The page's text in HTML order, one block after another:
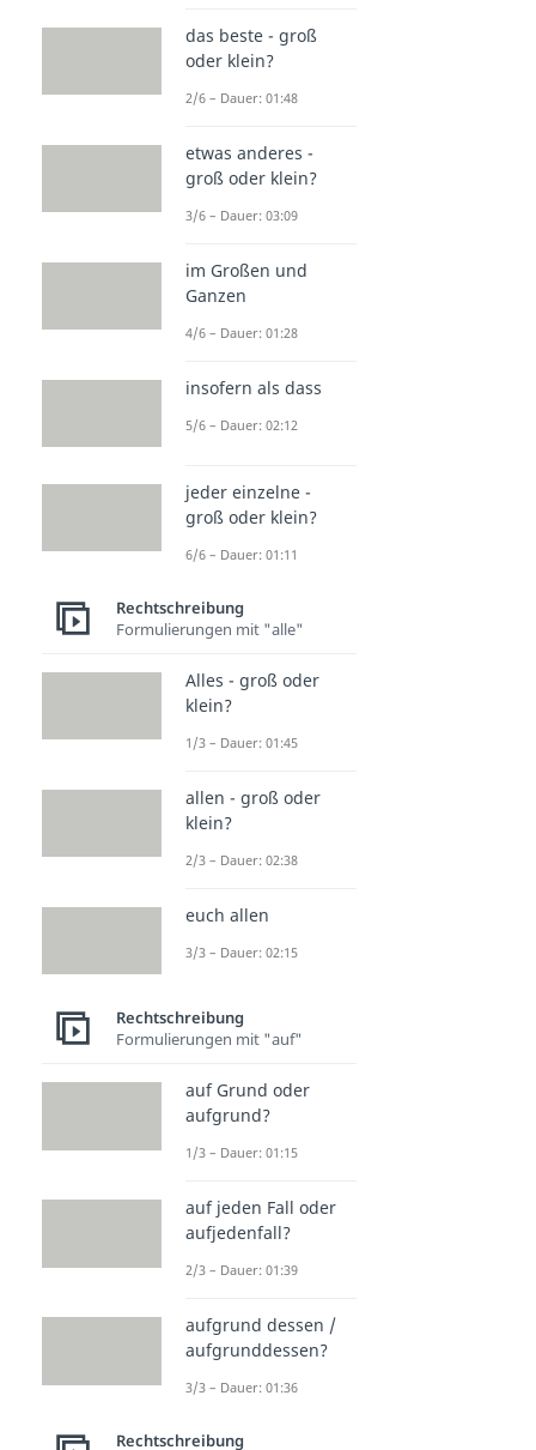
das beste - groß
oder klein?
2/6 – Dauer: 01:48
etwas anderes -
groß oder klein?
3/6 – Dauer: 03:09
im Großen und
Ganzen
4/6 – Dauer: 01:28
insofern als dass
5/6 – Dauer: 02:12
jeder einzelne -
groß oder klein?
6/6 – Dauer: 01:11
Rechtschreibung
Formulierungen mit "alle"
Alles - groß oder
klein?
1/3 – Dauer: 01:45
allen - groß oder
klein?
2/3 – Dauer: 02:38
euch allen
3/3 – Dauer: 02:15
Rechtschreibung
Formulierungen mit "auf"
auf Grund oder
aufgrund?
1/3 – Dauer: 01:15
auf jeden Fall oder
aufjedenfall?
2/3 – Dauer: 01:39
aufgrund dessen /
aufgrunddessen?
3/3 – Dauer: 01:36
Rechtschreibung